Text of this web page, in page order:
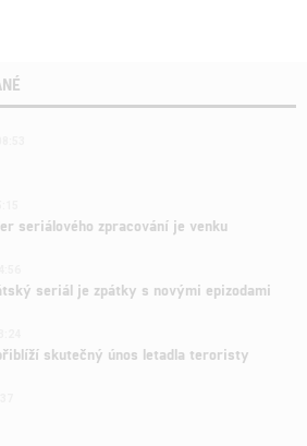
seriálového zpracování je venku
seriál je zpátky s novými epizodami
skutečný únos letadla teroristy